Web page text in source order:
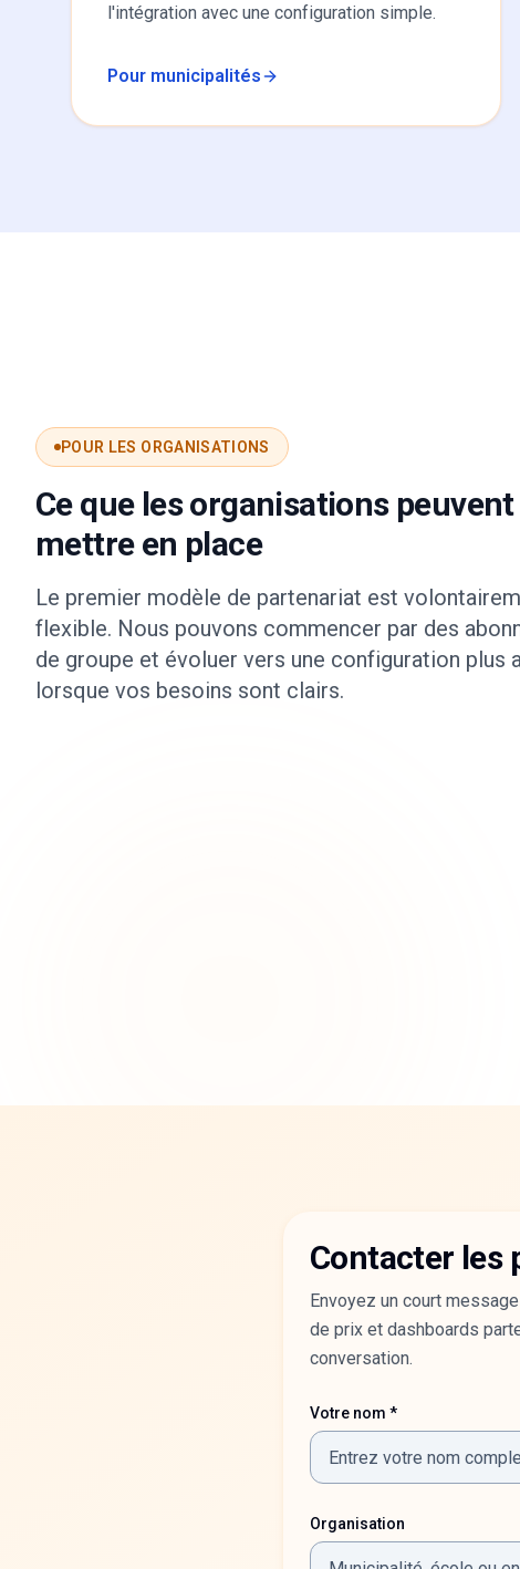
l'intégration avec une configuration simple.
Pour municipalités
POUR LES ORGANISATIONS
Ce que les organisations peuvent
mettre en place
Le premier modèle de partenariat est
flexible. Nous pouvons commencer par des
de groupe et évoluer vers une configuration plus
lorsque vos besoins sont clairs.
Contacter les
Envoyez un court
de prix et dashboards
conversation.
Votre nom *
Organisation